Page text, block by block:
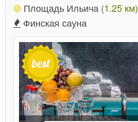
Площадь Ильича (1.25 км)
Финская сауна